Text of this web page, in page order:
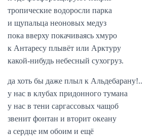
тропические водоросли парка
и щупальца неоновых медуз
пока вверху покачиваясь хмуро
к Антаресу плывёт или Арктуру
какой-нибудь небесный сухогруз.
да хоть бы даже плыл к Альдебарану!..
у нас в клубах придонного тумана
у нас в тени саргассовых чащоб
звенит фонтан и вторит океану
а сердце им обоим и ещё